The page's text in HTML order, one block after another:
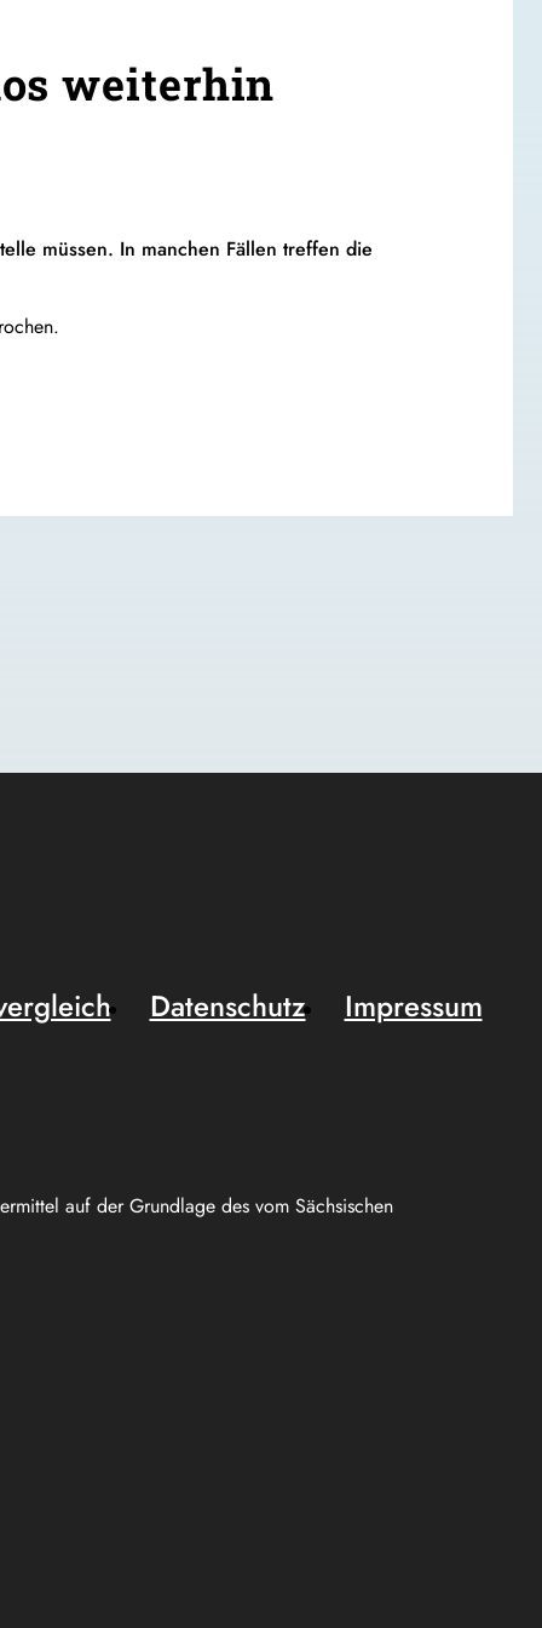
weiterhin
müssen. In manchen Fällen treffen die
auf der Grundlage des vom Sächsischen
Datenschutz
Impressum